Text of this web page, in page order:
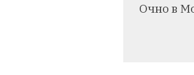
Очно в